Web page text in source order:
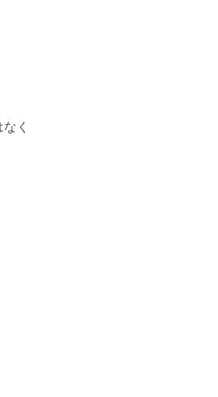
く